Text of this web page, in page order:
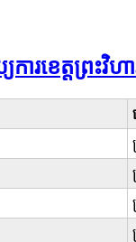
រខេត្តព្រះវិហា